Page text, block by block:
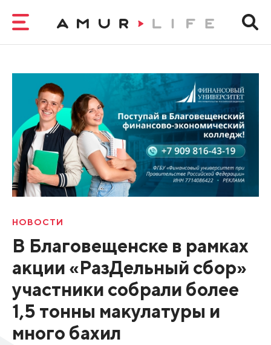
НОВОСТИ
В Благовещенске в рамках
акции «РазДельный сбор»
участники собрали более
1,5 тонны макулатуры и
много бахил